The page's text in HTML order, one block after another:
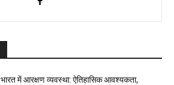
भारत में आरक्षण व्यवस्था: ऐतिहासिक आवश्यकता,